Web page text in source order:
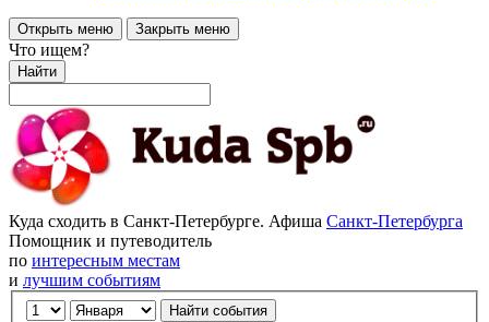
Открыть меню Закрыть меню
Что ищем?
Найти
Куда сходить в Санкт-Петербурге. Афиша Санкт-Петербурга
Помощник и путеводитель
по интересным местам
и лучшим событиям